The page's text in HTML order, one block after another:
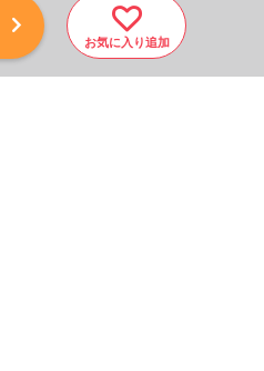
お気に入り追加